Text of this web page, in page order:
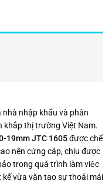
nhà nhập khẩu và phân
khắp thị trường Việt Nam.
19mm JTC 1605được chế
nên cứng cáp, chịu được
trong quá trình làm việc
vừa vặn tạo sự thoải mái